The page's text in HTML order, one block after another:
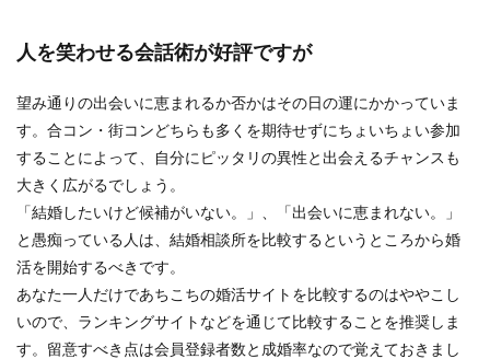
人を笑わせる会話術が好評ですが
望み通りの出会いに恵まれるか否かはその日の運にかかっていま
す。合コン・街コンどちらも多くを期待せずにちょいちょい参加
することによって、自分にピッタリの異性と出会えるチャンスも
大きく広がるでしょう。
「結婚したいけど候補がいない。」、「出会いに恵まれない。」
と愚痴っている人は、結婚相談所を比較するというところから婚
活を開始するべきです。
あなた一人だけであちこちの婚活サイトを比較するのはややこし
いので、ランキングサイトなどを通じて比較することを推奨しま
す。留意すべき点は会員登録者数と成婚率なので覚えておきまし